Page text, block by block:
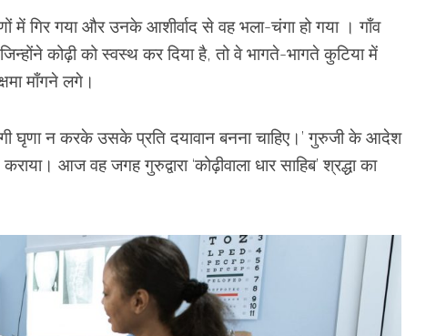
में गिर गया और उनके आशीर्वाद से वह भला-चंगा हो गया । गाँव
कोढ़ी को स्वस्थ कर दिया है, तो वे भागते-भागते कुटिया में
माँगने लगे।
घृणा न करके उसके प्रति दयावान बनना चाहिए।’ गुरुजी के आदेश
आज वह जगह गुरुद्वारा ‘कोढ़ीवाला धार साहिब’ श्रद्धा का